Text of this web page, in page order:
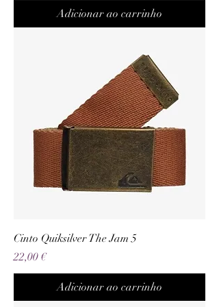
Adicionar ao carrinho
Cinto Quiksilver The Jam 5
Preço
22,00 €
Adicionar ao carrinho